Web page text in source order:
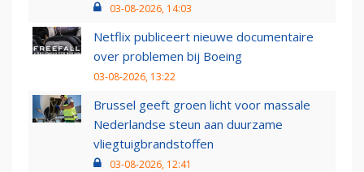
03-08-2026, 14:03
Netflix publiceert nieuwe documentaire
over problemen bij Boeing
03-08-2026, 13:22
Brussel geeft groen licht voor massale
Nederlandse steun aan duurzame
vliegtuigbrandstoffen
03-08-2026, 12:41